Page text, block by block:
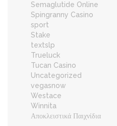
Semaglutide Online
Spingranny Casino
sport
Stake
textslp
Trueluck
Tucan Casino
Uncategorized
vegasnow
Westace
Winnita
Αποκλειστικά Παιχνίδια